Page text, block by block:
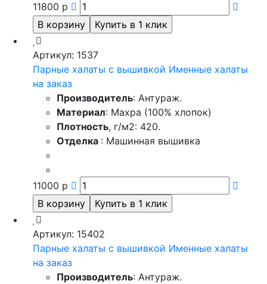
11800 р
Артикул: 1537
Парные халаты с вышивкой Именные халаты
на заказ
Производитель: Антураж.
Материал: Махра (100% хлопок)
Плотность, г/м2: 420.
Отделка : Машинная вышивка
11000 р
Артикул: 15402
Парные халаты с вышивкой Именные халаты
на заказ
Производитель: Антураж.